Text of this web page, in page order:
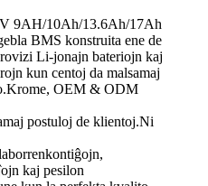
9AH/10Ah/13.6Ah/17Ah
BMS konstruita ene de
Li-jonajn bateriojn kaj
kun centoj da malsamaj
OEM & ODM
postuloj de klientoj.Ni
kaj pesilon